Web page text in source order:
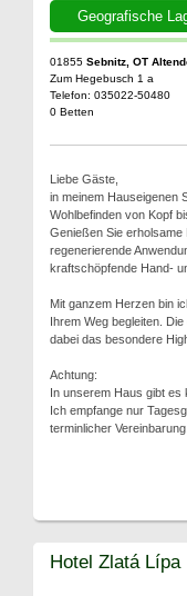
Geografische
01855 Sebnitz, OT
Zum Hegebusch 1 a
Telefon: 035022-50480
0 Betten
Liebe Gäste,
in meinem Hauseigenen
Wohlbefinden von Kopf
Genießen Sie erholsame
regenerierende
kraftschöpfende Hand-
Mit ganzem Herzen bin
Ihrem Weg begleiten.
dabei das besondere
Achtung:
In unserem Haus gibt es
Ich empfange nur
terminlicher Vereinbarung.
Hotel Zlatá Lípa